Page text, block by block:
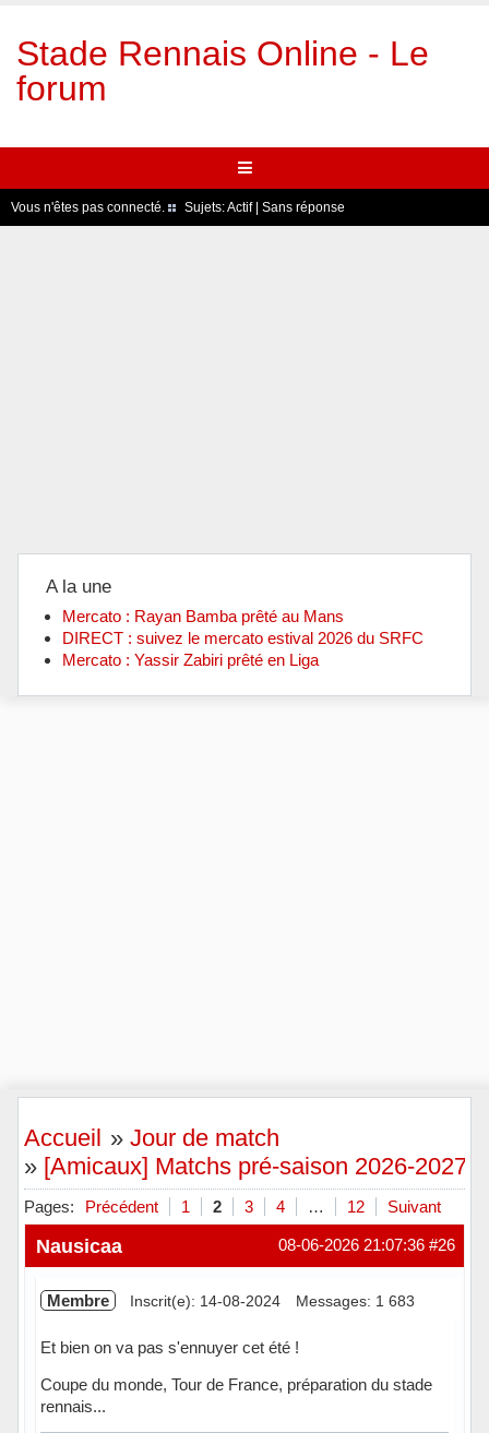
Stade Rennais Online - Le
forum
Vous n'êtes pas connecté. Sujets:Actif| Sans réponse
A la une
Mercato : Rayan Bamba prêté au Mans
DIRECT : suivez le mercato estival 2026 du SRFC
Mercato : Yassir Zabiri prêté en Liga
Accueil »Jour de match
» [Amicaux] Matchs pré-saison 2026-2027
Pages: Précédent 1 2 3 4 … 12 Suivant
#26
08-06-2026 21:07:36
Nausicaa
Membre Inscrit(e): 14-08-2024 Messages: 1 683
Et bien on va pas s'ennuyer cet été !
Coupe du monde, Tour de France, préparation du stade
rennais...